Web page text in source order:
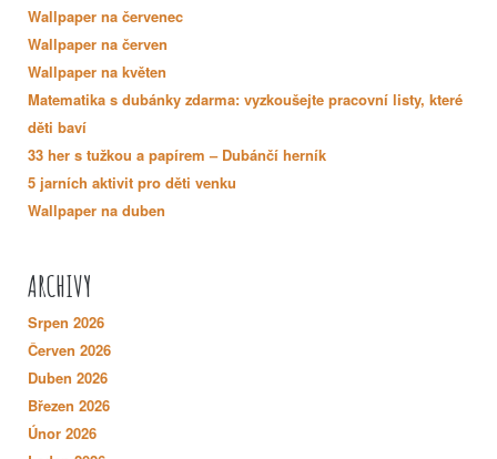
Wallpaper na červenec
Wallpaper na červen
Wallpaper na květen
Matematika s dubánky zdarma: vyzkoušejte pracovní listy, které
děti baví
33 her s tužkou a papírem – Dubánčí herník
5 jarních aktivit pro děti venku
Wallpaper na duben
ARCHIVY
Srpen 2026
Červen 2026
Duben 2026
Březen 2026
Únor 2026